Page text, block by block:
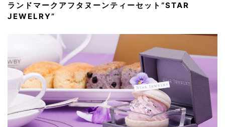
ランドマークアフタヌーンティーセット“STAR
JEWELRY”